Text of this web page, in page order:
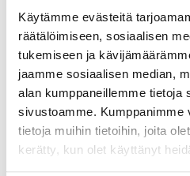
Käytämme evästeitä
räätälöimiseen, sosiaalisen
tukemiseen ja
jaamme sosiaalisen median,
alan kumppaneillemme tietoja
sivustoamme. Kumppanimme
tietoja muihin tietoihin, joita
kerätty, kun olet käyttänyt